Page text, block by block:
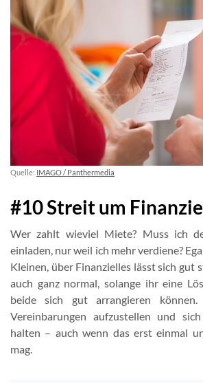
Quelle: IMAGO / Panthermedia
#10 Streit um
Wer zahlt wieviel Miete? Muss ich
einladen, nur weil ich mehr verdiene?
Kleinen, über Finanzielles lässt sich gut
auch ganz normal, solange ihr eine
beide sich gut arrangieren
Vereinbarungen aufzustellen und
halten – auch wenn das erst einmal
mag.